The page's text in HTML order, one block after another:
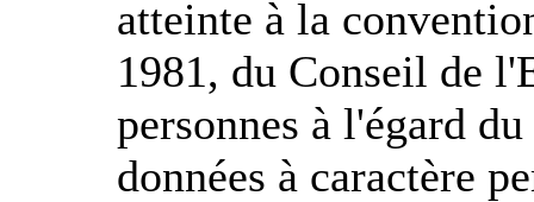
atteinte à la
1981, du Conseil de
personnes à l'égard
données à caractère